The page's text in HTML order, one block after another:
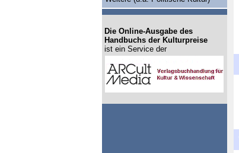
Die Online-Ausgabe des
Handbuchs der Kulturpreise
ist ein Service der